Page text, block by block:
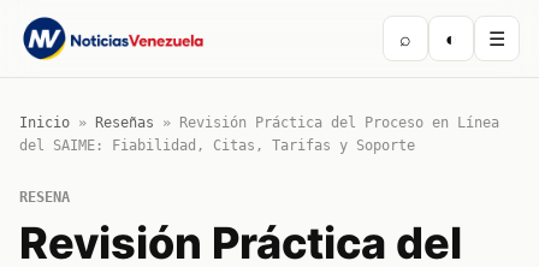
⌕ ◐ ☰
Inicio » Reseñas »
Revisión Práctica del Proceso en Línea
del SAIME: Fiabilidad, Citas, Tarifas y Soporte
RESENA
Revisión Práctica del